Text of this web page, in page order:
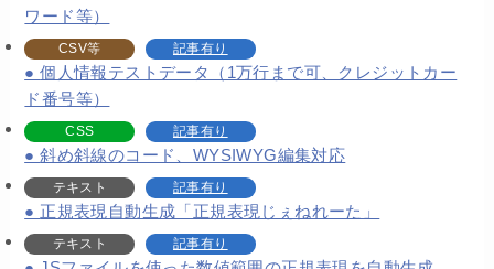
ワード等）
CSV等 記事有り
個人情報テストデータ（1万行まで可、クレジットカー
ド番号等）
CSS 記事有り
斜め斜線のコード、WYSIWYG編集対応
テキスト 記事有り
正規表現自動生成「正規表現じぇねれーた」
テキスト 記事有り